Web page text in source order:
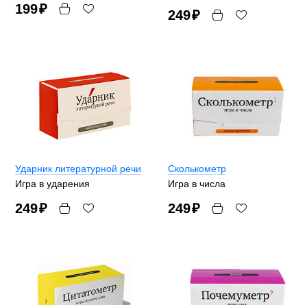
199₽ 249₽
Ударник литературной речи
Игра в ударения
249₽
Сколькометр
Игра в числа
249₽